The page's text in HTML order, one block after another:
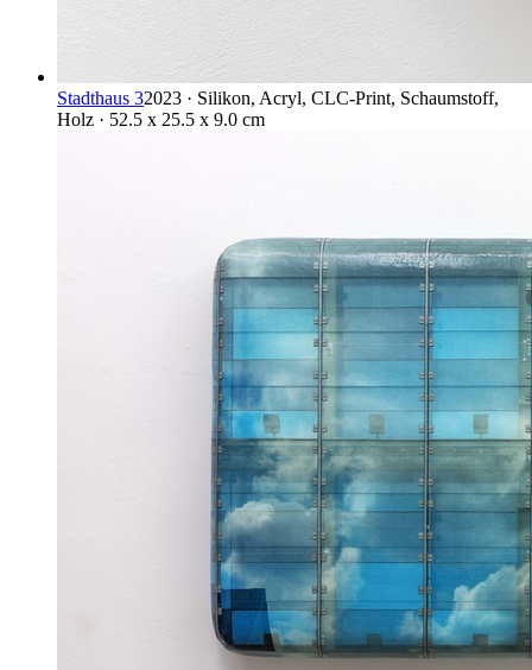
Stadthaus 32023 · Silikon, Acryl, CLC-Print, Schaumstoff,
Holz · 52.5 x 25.5 x 9.0 cm